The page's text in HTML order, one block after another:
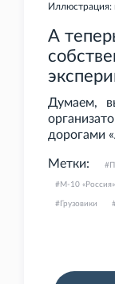
Иллюстрация:
А
Думаем,
дорогами
Метки:
М-10 «Россия»
Грузовики